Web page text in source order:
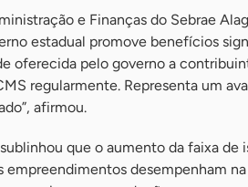
e Finanças do Sebrae
estadual promove benefícios
oferecida pelo governo a
regularmente. Representa um
afirmou.
que o aumento da faixa
empreendimentos desempenham